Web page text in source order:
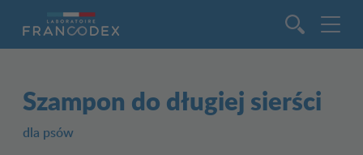
Szampon do długiej sierści
dla psów